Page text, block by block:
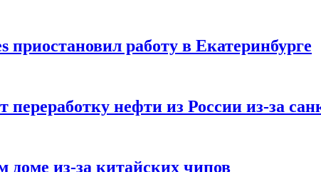
работу в Екатеринбурге
нефти из России из-за
доме из-за китайских чипов